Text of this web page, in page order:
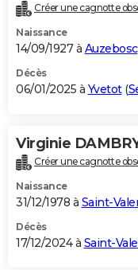
Créer une cagnotte
Naissance
14/09/1927 à Auzebosc
Décès
06/01/2025 à Yvetot(
Virginie
Créer une cagnotte
Naissance
31/12/1978 à Saint-
Décès
17/12/2024 à Saint-